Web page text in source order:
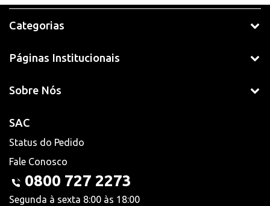
Categorias
Páginas Institucionais
Sobre Nós
SAC
Status do Pedido
Fale Conosco
0800 727 2273
Segunda à sexta 8:00 às 18:00